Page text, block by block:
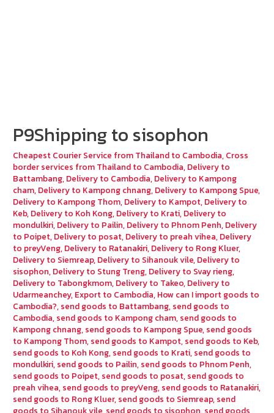
P9Shipping to sisophon
Cheapest Courier Service from Thailand to Cambodia, Cross
border services from Thailand to Cambodia, Delivery to
Battambang, Delivery to Cambodia, Delivery to Kampong
cham, Delivery to Kampong chnang, Delivery to Kampong Spue,
Delivery to Kampong Thom, Delivery to Kampot, Delivery to
Keb, Delivery to Koh Kong, Delivery to Krati, Delivery to
mondulkiri, Delivery to Pailin, Delivery to Phnom Penh, Delivery
to Poipet, Delivery to posat, Delivery to preah vihea, Delivery
to preyVeng, Delivery to Ratanakiri, Delivery to Rong Kluer,
Delivery to Siemreap, Delivery to Sihanouk vile, Delivery to
sisophon, Delivery to Stung Treng, Delivery to Svay rieng,
Delivery to Tabongkmom, Delivery to Takeo, Delivery to
Udarmeanchey, Export to Cambodia, How can I import goods to
Cambodia?, send goods to Battambang, send goods to
Cambodia, send goods to Kampong cham, send goods to
Kampong chnang, send goods to Kampong Spue, send goods
to Kampong Thom, send goods to Kampot, send goods to Keb,
send goods to Koh Kong, send goods to Krati, send goods to
mondulkiri, send goods to Pailin, send goods to Phnom Penh,
send goods to Poipet, send goods to posat, send goods to
preah vihea, send goods to preyVeng, send goods to Ratanakiri,
send goods to Rong Kluer, send goods to Siemreap, send